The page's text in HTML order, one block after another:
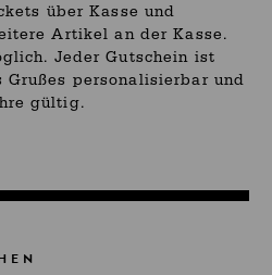
über Kasse und
Artikel an der Kasse.
Jeder Gutschein ist
personalisierbar und
gültig.